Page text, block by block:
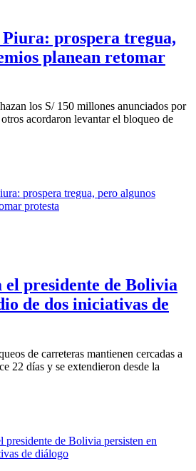
prospera tregua,
planean retomar
los S/ 150 millones anunciados por
acordaron levantar el bloqueo de
el presidente de Bolivia
de dos iniciativas de
de carreteras mantienen cercadas a
22 días y se extendieron desde la